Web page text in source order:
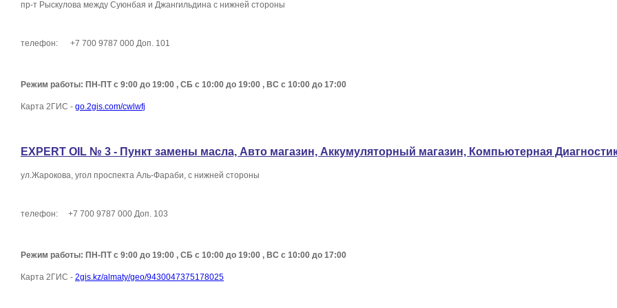
пр-т Рыскулова между Суюнбая и Джангильдина с нижней стороны
телефон: +7 700 9787 000 Доп. 101
Режим работы: ПН-ПТ с 9:00 до 19:00 , СБ с 10:00 до 19:00 , ВС с 10:00 до 17:00
Карта 2ГИС - go.2gis.com/cwlwfj
EXPERT OIL № 3 - Пункт замены масла, Авто магазин, Аккумуляторный магазин, Компьютерная
ул.Жарокова, угол проспекта Аль-Фараби, с нижней стороны
телефон: +7 700 9787 000 Доп. 103
Режим работы: ПН-ПТ с 9:00 до 19:00 , СБ с 10:00 до 19:00 , ВС с 10:00 до 17:00
Карта 2ГИС - 2gis.kz/almaty/geo/9430047375178025